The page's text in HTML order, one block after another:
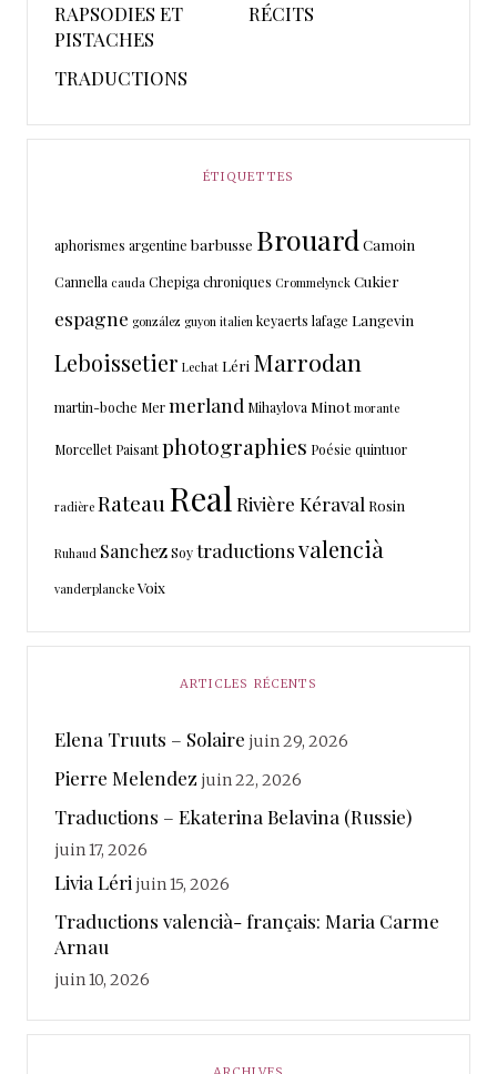
RAPSODIES ET
PISTACHES
RÉCITS
TRADUCTIONS
ÉTIQUETTES
aphorismes argentine barbusse Brouard Camoin
Cannella cauda Chepigachroniques Crommelynck Cukier
espagne gonzález guyon italien keyaerts lafage Langevin
Leboissetier Lechat Léri Marrodan
martin-boche Mermerland Mihaylova Minot morante
Morcellet Paisantphotographies Poésie quintuor
radière RateauReal Rivière Kéraval Rosin
Ruhaud SanchezSoytraductionsvalencià
vanderplancke Voix
ARTICLES RÉCENTS
Elena Truuts – Solaire juin 29, 2026
Pierre Melendez juin 22, 2026
Traductions – Ekaterina Belavina (Russie)
juin 17, 2026
Livia Léri juin 15, 2026
Traductions valencià- français: Maria Carme
Arnau
juin 10, 2026